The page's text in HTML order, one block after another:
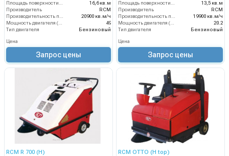
Площадь поверхности фильтра
16,6 кв.м
Производитель
RCM
Производительность по площади
20900 кв.м/ч
Мощность двигателя (лс)
49
Тип двигателя
Бензиновый
Цена
Запрос цены
Площадь поверхности фильтра
13,5 кв.м
Производитель
RCM
Производительность по площади
19900 кв.м/ч
Мощность двигателя (лс)
20.2
Тип двигателя
Бензиновый
Цена
Запрос цены
RCM R 700 (H) RCM ОТТО (Н top)